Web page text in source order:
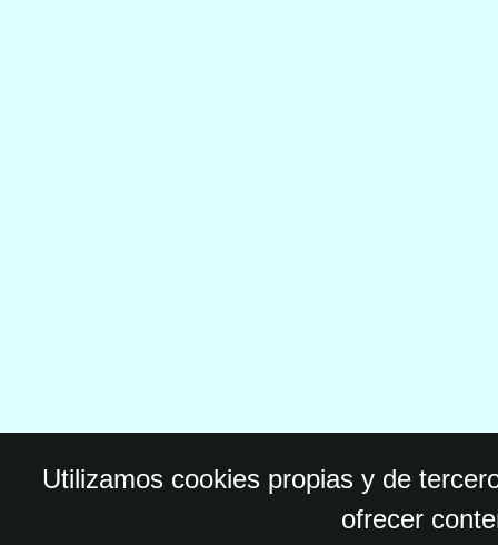
Utilizamos cookies propias y de
ofrecer